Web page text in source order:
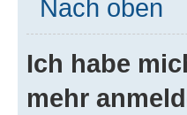
Nach oben
Ich habe
mehr